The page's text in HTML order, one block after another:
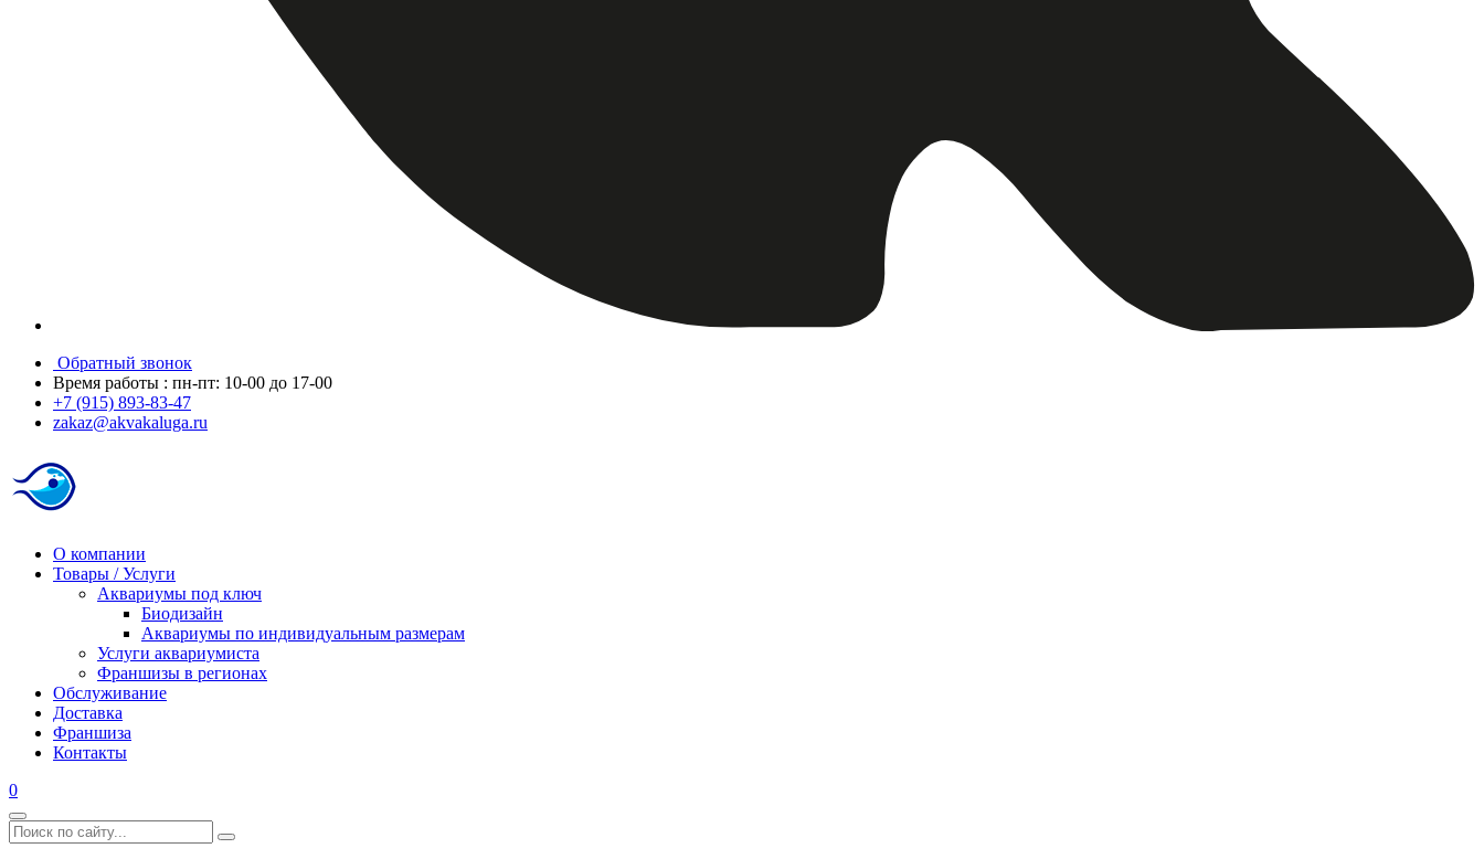
Обратный звонок
Время работы : пн-пт: 10-00 до 17-00
+7 (915) 893-83-47
zakaz@akvakaluga.ru
О компании
Товары / Услуги
Аквариумы под ключ
Биодизайн
Аквариумы по индивидуальным размерам
Услуги аквариумиста
Франшизы в регионах
Обслуживание
Доставка
Франшиза
Контакты
0